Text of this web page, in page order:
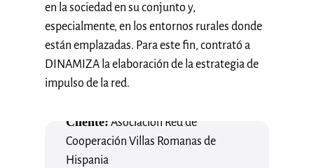
en la sociedad en su conjunto y,
especialmente, en los entornos rurales donde
están emplazadas. Para este fin, contrató a
DINAMIZA la elaboración de la estrategia de
impulso de la red.
Cliente: Asociación Red de
Cooperación Villas Romanas de
Hispania